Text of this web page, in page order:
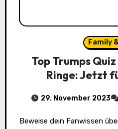
Family
Top Trumps
Ringe: Jetzt
29. November 2023
Beweise dein Fanwissen über Gandalf, Frodo, Aragorn